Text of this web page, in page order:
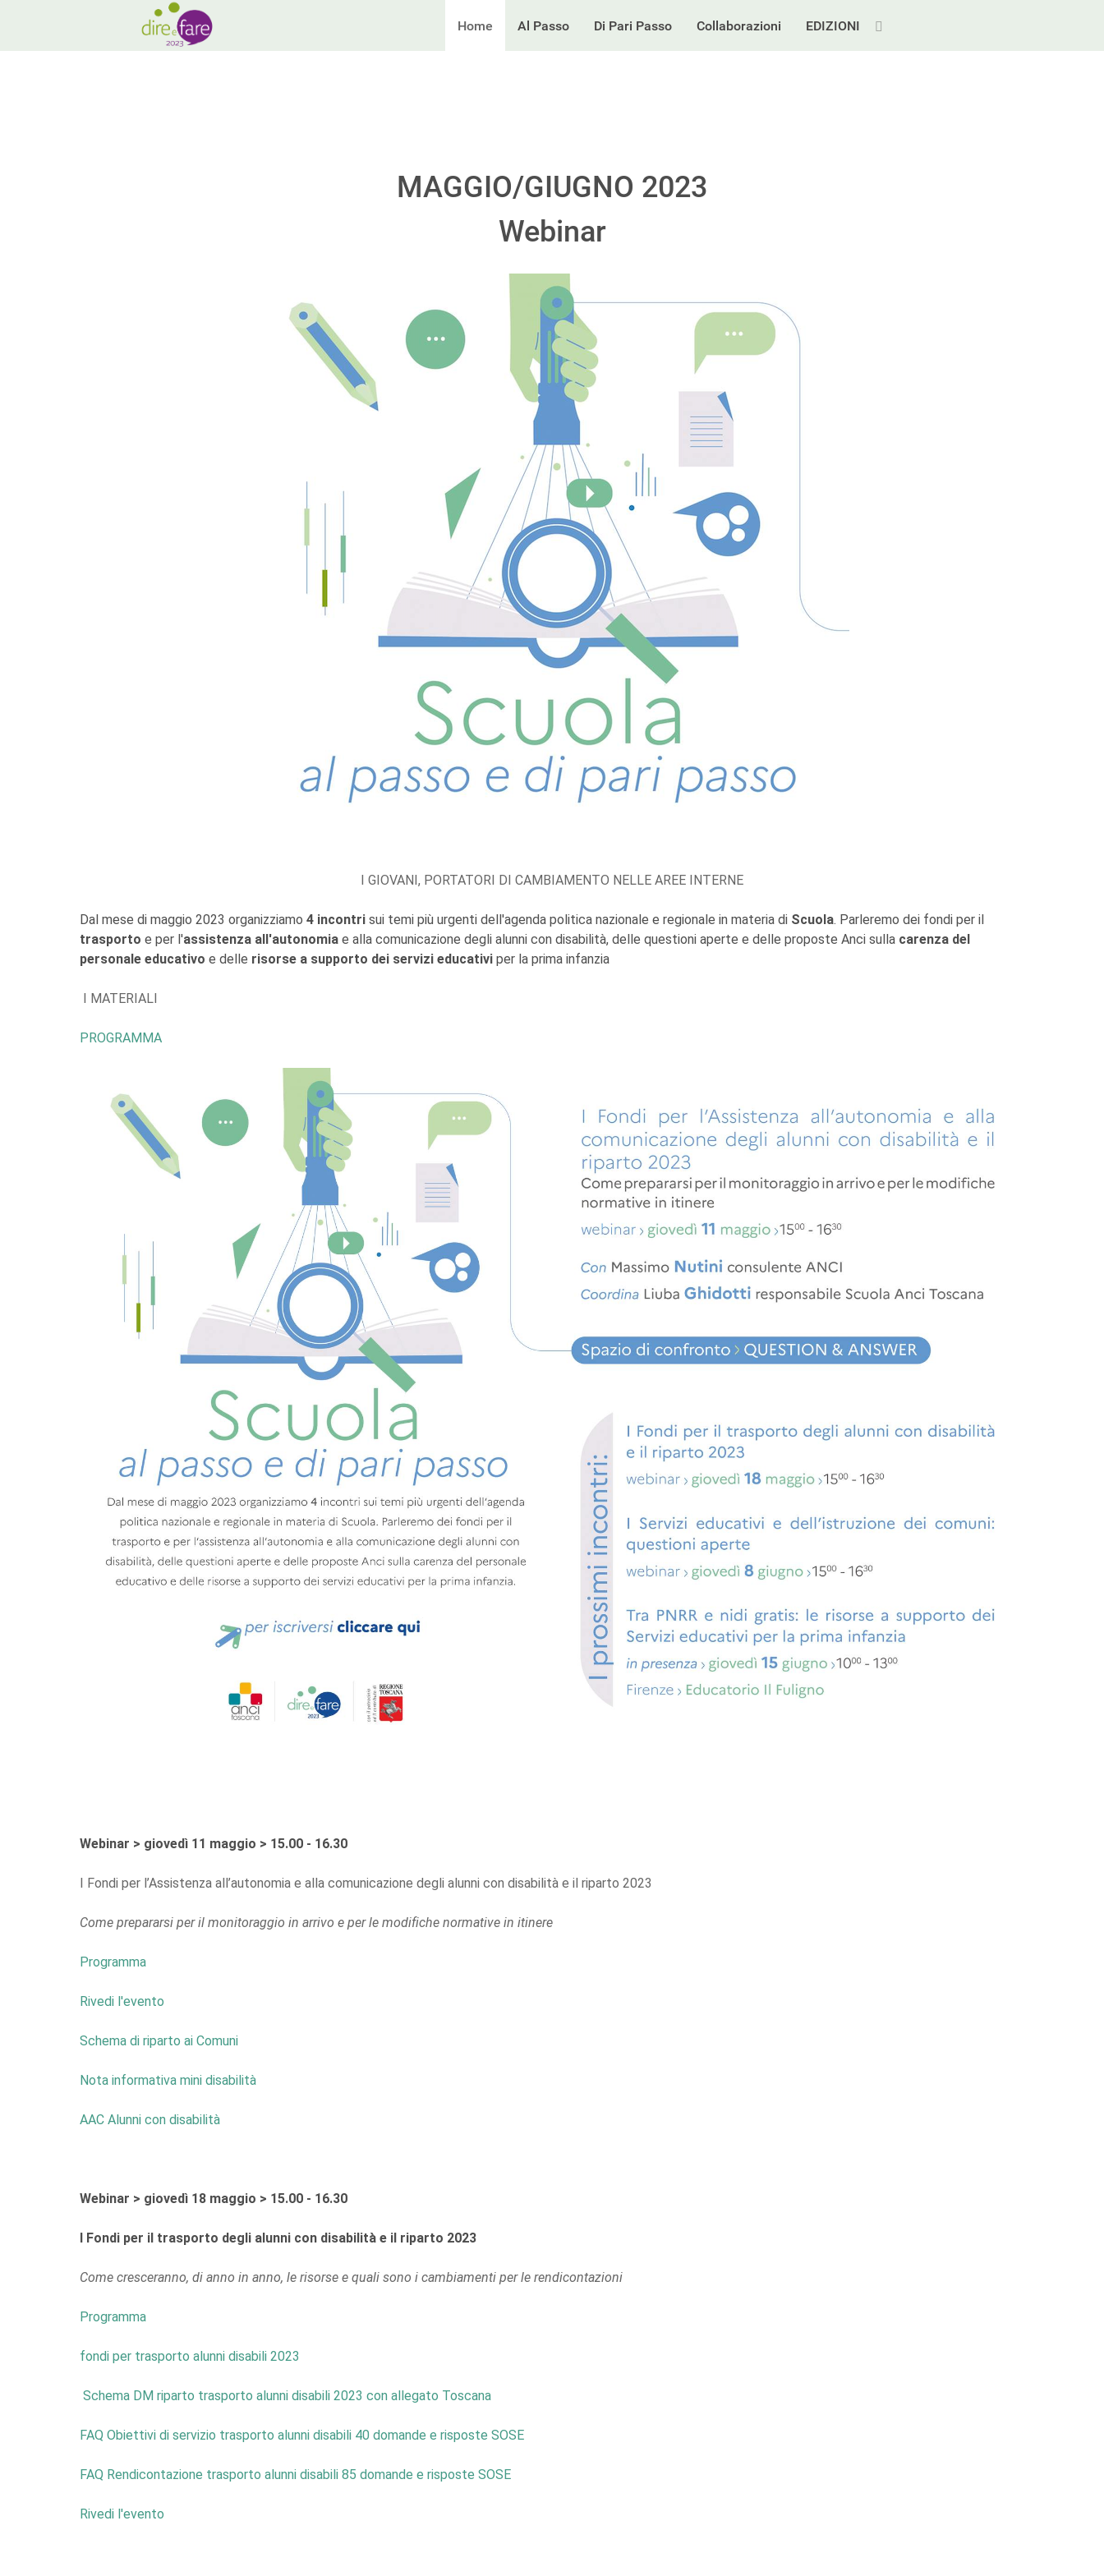
Home Al Passo Di Pari Passo Collaborazioni EDIZIONI
MAGGIO/GIUGNO 2023
Webinar
I GIOVANI, PORTATORI DI CAMBIAMENTO NELLE AREE INTERNE
Dal mese di maggio 2023 organizziamo 4 incontri sui temi più urgenti dell'agenda politica nazionale e regionale in materia di Scuola. Parleremo dei fondi per il
trasporto e per l'assistenza all'autonomia e alla comunicazione degli alunni con disabilità, delle questioni aperte e delle proposte Anci sulla carenza del
personale educativo e delle risorse a supporto dei servizi educativi per la prima infanzia
I MATERIALI
PROGRAMMA
Webinar > giovedì 11 maggio > 15.00 - 16.30
I Fondi per l’Assistenza all’autonomia e alla comunicazione degli alunni con disabilità e il riparto 2023
Come prepararsi per il monitoraggio in arrivo e per le modifiche normative in itinere
Programma
Rivedi l'evento
Schema di riparto ai Comuni
Nota informativa mini disabilità
AAC Alunni con disabilità
Webinar > giovedì 18 maggio > 15.00 - 16.30
I Fondi per il trasporto degli alunni con disabilità e il riparto 2023
Come cresceranno, di anno in anno, le risorse e quali sono i cambiamenti per le rendicontazioni
Programma
fondi per trasporto alunni disabili 2023
Schema DM riparto trasporto alunni disabili 2023 con allegato Toscana
FAQ Obiettivi di servizio trasporto alunni disabili 40 domande e risposte SOSE
FAQ Rendicontazione trasporto alunni disabili 85 domande e risposte SOSE
Rivedi l'evento